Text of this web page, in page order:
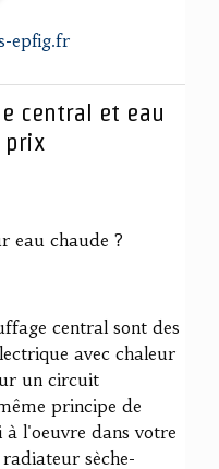
epfig.fr
central et eau
prix
eau chaude ?
central sont des
avec chaleur
un circuit
principe de
l'oeuvre dans votre
sèche-